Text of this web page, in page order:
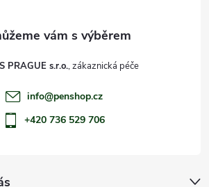
PRAGUE s.r.o.
info@penshop.cz
+420 736 529 706